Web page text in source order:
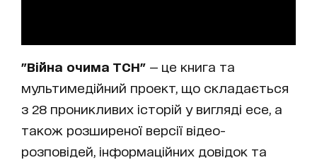
"Війна очима ТСН" — це книга та
мультимедійний проект, що складається
з 28 проникливих історій у вигляді есе, а
також розширеної версії відео-
розповідей, інформаційних довідок та